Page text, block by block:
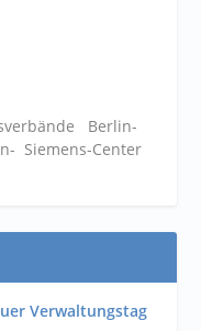
Berlin-
Siemens-Center
Verwaltungstag